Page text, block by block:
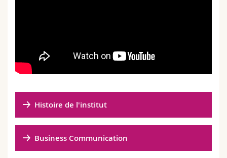
Histoire de l'institut
Business Communication